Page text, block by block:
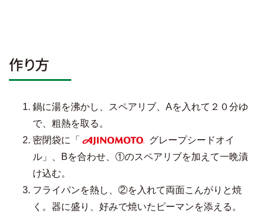
作り方
鍋に湯を沸かし、スペアリブ、Aを入れて２０分ゆ
で、粗熱を取る。
密閉袋に「
AJINOMOTO
グレープシードオイ
ル」、Bを合わせ、①のスペアリブを加えて一晩漬
け込む。
フライパンを熱し、②を入れて両面こんがりと焼
く。器に盛り、好みで焼いたピーマンを添える。